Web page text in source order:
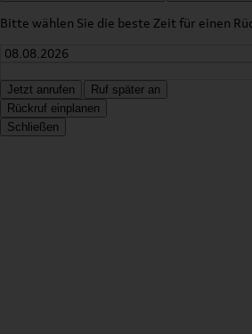
Bitte wählen Sie die beste Zeit für einen
Jetzt anrufen
Ruf später an
Rückruf einplanen
Schließen